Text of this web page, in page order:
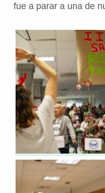
fue a parar a una de